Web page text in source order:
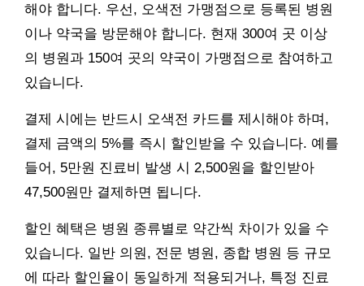
해야 합니다. 우선, 오색전 가맹점으로 등록된 병원
이나 약국을 방문해야 합니다. 현재 300여 곳 이상
의 병원과 150여 곳의 약국이 가맹점으로 참여하고
있습니다.
결제 시에는 반드시 오색전 카드를 제시해야 하며,
결제 금액의 5%를 즉시 할인받을 수 있습니다. 예를
들어, 5만원 진료비 발생 시 2,500원을 할인받아
47,500원만 결제하면 됩니다.
할인 혜택은 병원 종류별로 약간씩 차이가 있을 수
있습니다. 일반 의원, 전문 병원, 종합 병원 등 규모
에 따라 할인율이 동일하게 적용되거나, 특정 진료